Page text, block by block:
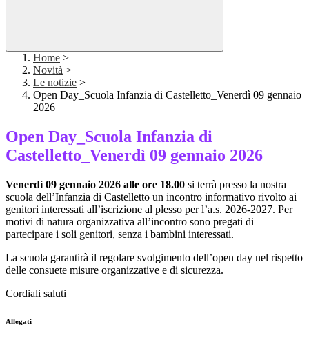
Home >
Novità >
Le notizie >
Open Day_Scuola Infanzia di Castelletto_Venerdì 09 gennaio
2026
Open Day_Scuola Infanzia di
Castelletto_Venerdì 09 gennaio 2026
Venerdì 09 gennaio 2026 alle ore 18.00 si terrà presso la nostra
scuola dell’Infanzia di Castelletto un incontro informativo rivolto ai
genitori interessati all’iscrizione al plesso per l’a.s. 2026-2027. Per
motivi di natura organizzativa all’incontro sono pregati di
partecipare i soli genitori, senza i bambini interessati.
La scuola garantirà il regolare svolgimento dell’open day nel rispetto
delle consuete misure organizzative e di sicurezza.
Cordiali saluti
Allegati